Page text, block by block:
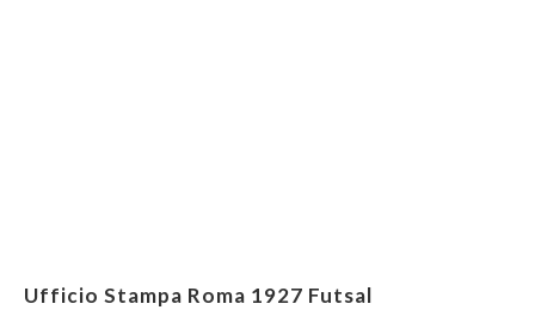
Ufficio Stampa Roma 1927 Futsal